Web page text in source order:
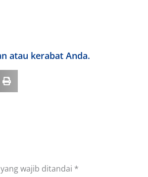
atau kerabat Anda.
wajib ditandai *